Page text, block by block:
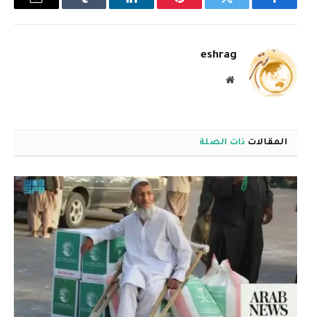
فيسبوك تويتر بينتيريستلينكدإن Tumblr
البريد
eshrag
موقع
المقالات ذات الصلة